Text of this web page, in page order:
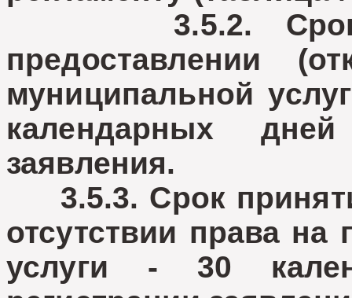
3.5.2. Срок
предоставлении
муниципальной
календарных
заявления.
3.5.3. Срок
отсутствии права
услуги - 30